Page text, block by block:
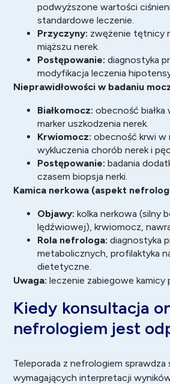
podwyższone wartości
standardowe leczenie.
Przyczyny: zwężenie tętnicy
miąższu nerek.
Postępowanie: diagnostyka
modyfikacja leczenia
Nieprawidłowości w badaniu
Białkomocz: obecność
marker uszkodzenia nerek.
Krwiomocz: obecność krwi w
wykluczenia chorób nerek i
Postępowanie: badania
czasem biopsja nerki.
Kamica nerkowa (aspekt
Objawy: kolka nerkowa (silny
lędźwiowej), krwiomocz,
Rola nefrologa: diagnostyka
metabolicznych, profilaktyka
dietetyczne.
Uwaga: leczenie zabiegowe kamicy
Kiedy konsultacja
nefrologiem jest
Teleporada z nefrologiem
wymagających interpretacji